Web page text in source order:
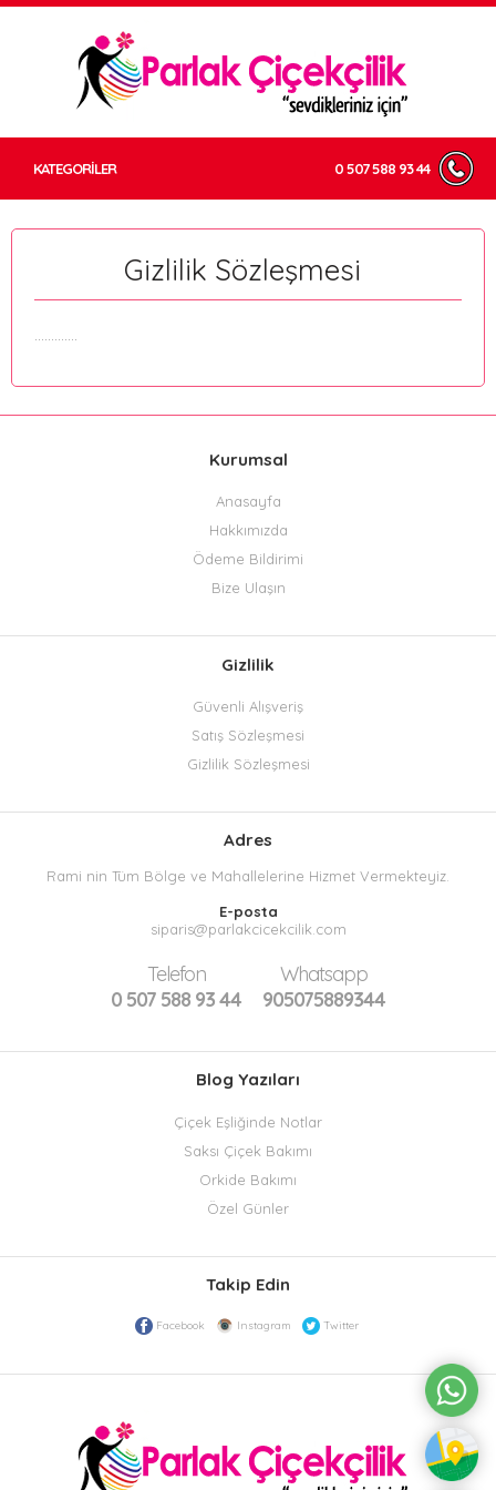
KATEGORİLER 0 507 588 93 44
Gizlilik Sözleşmesi
.............
Kurumsal
Anasayfa
Hakkımızda
Ödeme Bildirimi
Bize Ulaşın
Gizlilik
Güvenli Alışveriş
Satış Sözleşmesi
Gizlilik Sözleşmesi
Adres
Rami nin Tüm Bölge ve Mahallelerine Hizmet Vermekteyiz.
E-posta
siparis@parlakcicekcilik.com
Telefon
0 507 588 93 44
Whatsapp
905075889344
Blog Yazıları
Çiçek Eşliğinde Notlar
Saksı Çiçek Bakımı
Orkide Bakımı
Özel Günler
Takip Edin
Facebook Instagram Twitter